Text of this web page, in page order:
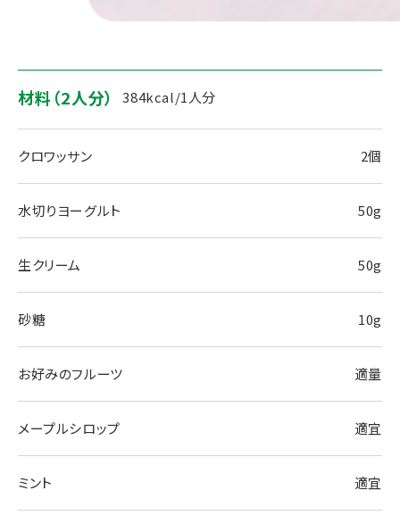
材料（2人分） 384kcal/1人分
クロワッサン 2個
水切りヨーグルト 50g
生クリーム 50g
砂糖 10g
お好みのフルーツ 適量
メープルシロップ 適宜
ミント 適宜